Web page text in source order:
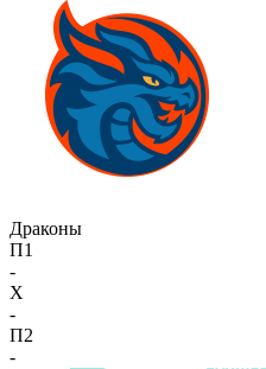
Драконы
П1
-
X
-
П2
-